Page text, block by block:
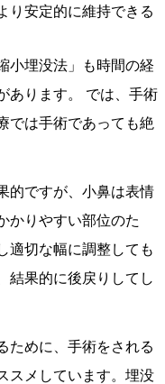
り安定的に維持できる
小埋没法」も時間の経
あります。 では、手術
では手術であっても絶
的ですが、小鼻は表情
かりやすい部位のた
適切な幅に調整しても
結果的に後戻りしてし
ために、手術をされる
スメしています。埋没